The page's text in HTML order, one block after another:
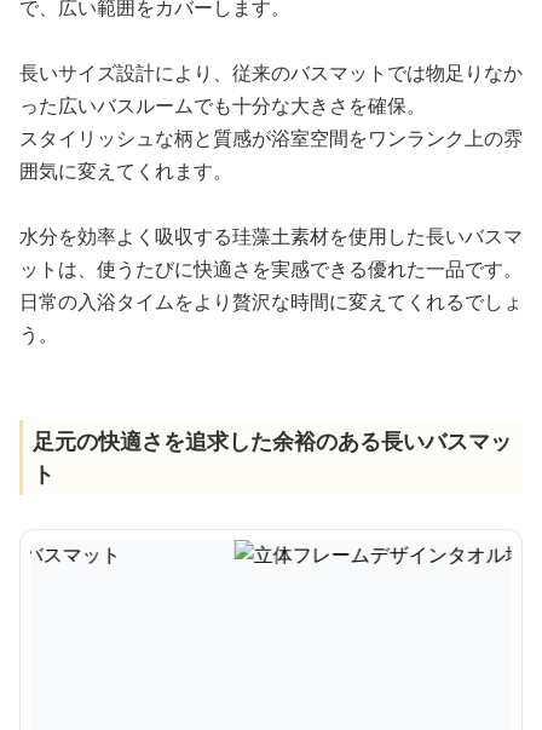
で、広い範囲をカバーします。
長いサイズ設計により、従来のバスマットでは物足りなか
った広いバスルームでも十分な大きさを確保。
スタイリッシュな柄と質感が浴室空間をワンランク上の雰
囲気に変えてくれます。
水分を効率よく吸収する珪藻土素材を使用した長いバスマ
ットは、使うたびに快適さを実感できる優れた一品です。
日常の入浴タイムをより贅沢な時間に変えてくれるでしょ
う。
足元の快適さを追求した余裕のある長いバスマッ
ト